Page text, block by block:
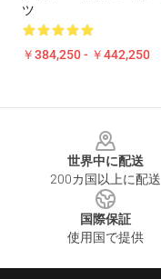
ツ
￥384,250 - ￥442,250
世界中に配送
200カ国以上に配送
国際保証
使用国で提供